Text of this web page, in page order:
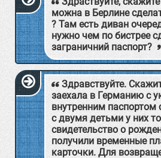
можна в Берлине
? Там есть диван
нужно чем по бистрее
заграничний паспорт?
Здравствуйте.
заехала в Германию с
внутренним паспортом
с двумя детьми у них
свидетельство о
получили временные
карточки. Для